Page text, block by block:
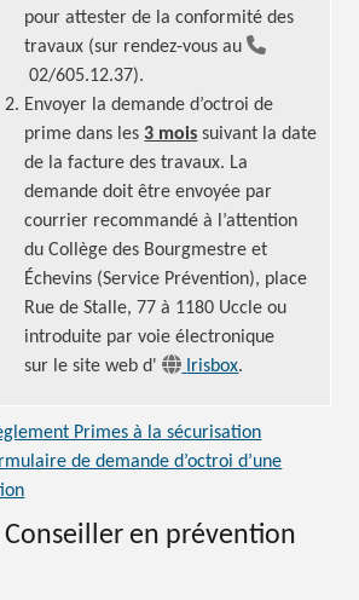
pour attester de la conformité des
travaux (sur rendez-vous au
02/605.12.37).
Envoyer la demande d’octroi de
prime dans les3 mois suivant la date
de la facture des travaux. La
demande doit être envoyée par
courrier recommandé à l’attention
du Collège des Bourgmestre et
Échevins (Service Prévention), place
Rue de Stalle, 77 à 1180 Uccle ou
introduite par voie électronique
sur le site web d'
Irisbox.
Primes à la sécurisation
de demande d’octroi d’une
en prévention